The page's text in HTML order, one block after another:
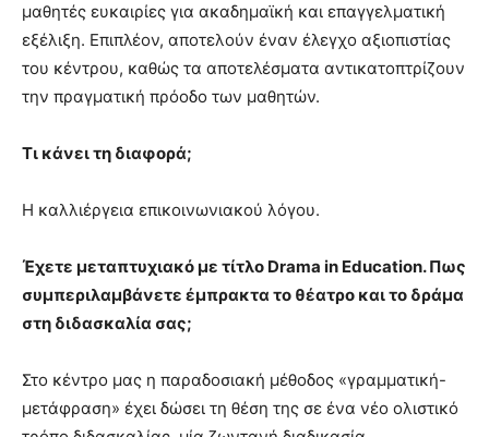
μαθητές ευκαιρίες για ακαδημαϊκή και επαγγελματική
εξέλιξη. Επιπλέον, αποτελούν έναν έλεγχο αξιοπιστίας
του κέντρου, καθώς τα αποτελέσματα αντικατοπτρίζουν
την πραγματική πρόοδο των μαθητών.
Τι κάνει τη διαφορά;
Η καλλιέργεια επικοινωνιακού λόγου.
Έχετε μεταπτυχιακό με τίτλο Drama in Education. Πως
συμπεριλαμβάνετε έμπρακτα το θέατρο και το δράμα
στη διδασκαλία σας;
Στο κέντρο μας η παραδοσιακή μέθοδος «γραμματική-
μετάφραση» έχει δώσει τη θέση της σε ένα νέο ολιστικό